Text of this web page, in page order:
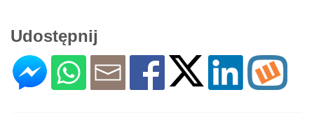
Udostępnij